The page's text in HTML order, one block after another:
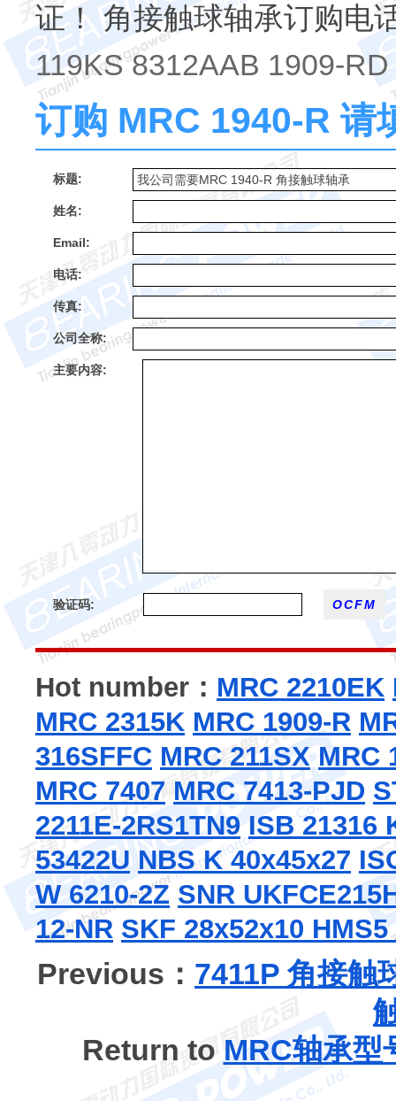
证！ 角接触球轴承订购电
119KS 8312AAB 1909-
订购 MRC 1940-R 请
标题:
姓名:
Email:
电话:
传真:
公司全称:
主要内容:
验证码:
Hot number： MRC 2210EK
MRC 2315K MRC 1909-R
316SFFC MRC 211SX MRC
MRC 7407 MRC 7413-PJD
2211E-2RS1TN9 ISB 21316
53422U NBS K 40x45x27
W 6210-2Z SNR
12-NR SKF 28x52x10 HMS5
Previous： 7411P 角接触
Return to MRC轴承型